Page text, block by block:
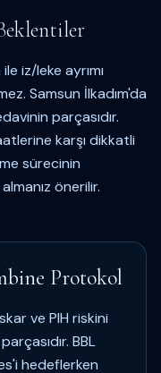
iz/leke ayrımı
Samsun İlkadım'da
parçasıdır.
karşı dikkatli
sürecinin
önerilir.
Protokol
ve PIH riskini
BBL
hedeflerken